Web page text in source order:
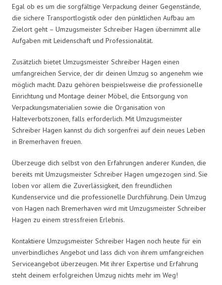
Egal ob es um die sorgfältige Verpackung deiner Gegenstände,
die sichere Transportlogistik oder den pünktlichen Aufbau am
Zielort geht – Umzugsmeister Schreiber Hagen übernimmt alle
Aufgaben mit Leidenschaft und Professionalität.
Zusätzlich bietet Umzugsmeister Schreiber Hagen einen
umfangreichen Service, der dir deinen Umzug so angenehm wie
möglich macht. Dazu gehören beispielsweise die professionelle
Einrichtung und Montage deiner Möbel, die Entsorgung von
Verpackungsmaterialien sowie die Organisation von
Halteverbotszonen, falls erforderlich. Mit Umzugsmeister
Schreiber Hagen kannst du dich sorgenfrei auf dein neues Leben
in Bremerhaven freuen.
Überzeuge dich selbst von den Erfahrungen anderer Kunden, die
bereits mit Umzugsmeister Schreiber Hagen umgezogen sind. Sie
loben vor allem die Zuverlässigkeit, den freundlichen
Kundenservice und die professionelle Durchführung. Dein Umzug
von Hagen nach Bremerhaven wird mit Umzugsmeister Schreiber
Hagen zu einem stressfreien Erlebnis.
Kontaktiere Umzugsmeister Schreiber Hagen noch heute für ein
unverbindliches Angebot und lass dich von ihrem umfangreichen
Serviceangebot überzeugen. Mit ihrer Expertise und Erfahrung
steht deinem erfolgreichen Umzug nichts mehr im Weg!